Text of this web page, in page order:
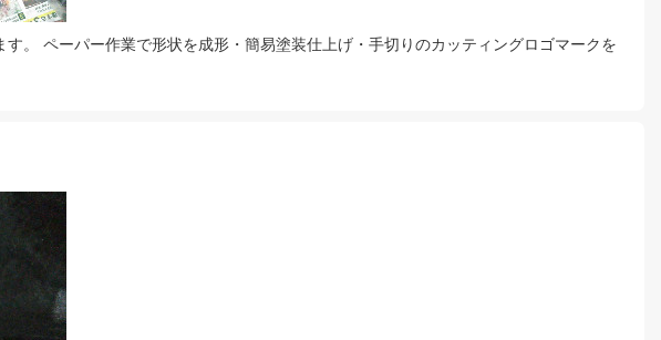
。 ペーパー作業で形状を成形・簡易塗装仕上げ・手切りのカッティングロゴマークを